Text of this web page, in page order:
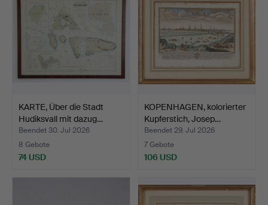
KARTE, Über die Stadt
Hudiksvall mit dazug…
Beendet 30. Jul 2026
8 Gebote
74 USD
KOPENHAGEN, kolorierter
Kupferstich, Josep…
Beendet 29. Jul 2026
7 Gebote
106 USD